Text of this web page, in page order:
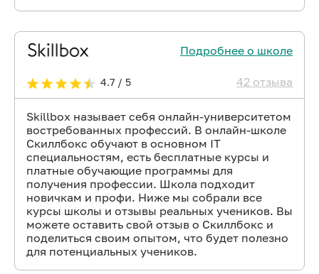
Подробнее о школе
4.7 / 5 42 отзыва
Skillbox называет себя онлайн-университетом
востребованных профессий. В онлайн-школе
Скиллбокс обучают в основном IT
специальностям, есть бесплатные курсы и
платные обучающие программы для
получения профессии. Школа подходит
новичкам и профи. Ниже мы собрали все
курсы школы и отзывы реальных учеников. Вы
можете оставить свой отзыв о Скиллбокс и
поделиться своим опытом, что будет полезно
для потенциальных учеников.